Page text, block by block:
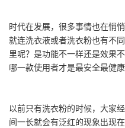
时代在发展，很多事情也在悄
就连洗衣液或者洗衣粉也有不
里呢？是功能不一样还是效果
哪一款使用者才是最安全最健
以前只有洗衣粉的时候，大家
间一长就会有泛红的现象出现